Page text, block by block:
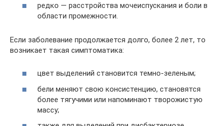
редко — расстройства мочеиспускания и боли в
области промежности.
Если заболевание продолжается долго, более 2 лет, то
возникает такая симптоматика:
цвет выделений становится темно-зеленым;
бели меняют свою консистенцию, становятся
более тягучими или напоминают творожистую
массу;